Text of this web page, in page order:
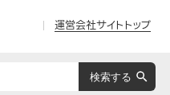
運営会社サイトトップ